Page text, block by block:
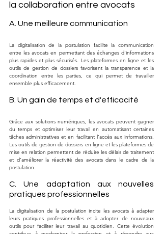
la collaboration entre avocats
A. Une meilleure communication
La digitalisation de la postulation facilite la communication
entre les avocats en permettant des échanges d'informations
plus rapides et plus sécurisés. Les plateformes en ligne et les
outils de gestion de dossiers favorisent la transparence et la
coordination entre les parties, ce qui permet de travailler
ensemble plus efficacement.
B. Un gain de temps et d'efficacité
Grâce aux solutions numériques, les avocats peuvent gagner
du temps et optimiser leur travail en automatisant certaines
tâches administratives et en facilitant l'accès aux informations.
Les outils de gestion de dossiers en ligne et les plateformes de
mise en relation permettent de réduire les délais de traitement
et d'améliorer la réactivité des avocats dans le cadre de la
postulation.
C. Une adaptation aux nouvelles
pratiques professionnelles
La digitalisation de la postulation incite les avocats à adapter
leurs pratiques professionnelles et à adopter de nouveaux
outils pour faciliter leur travail au quotidien. Cette évolution